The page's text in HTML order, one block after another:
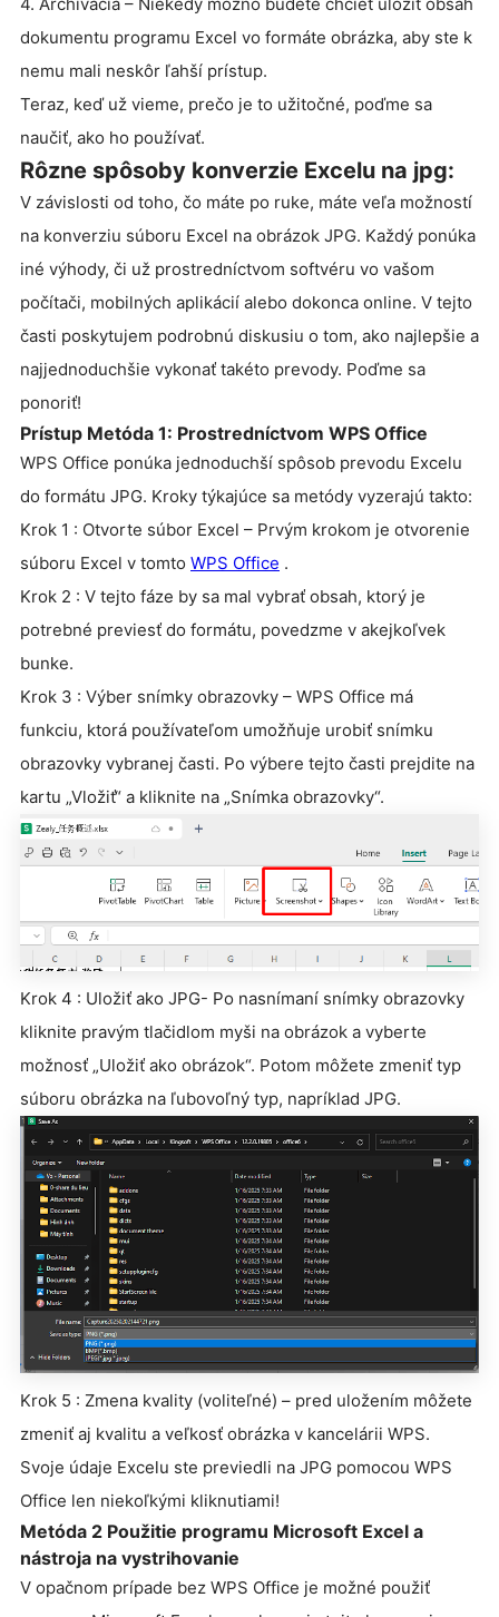
dokumentu programu Excel vo formáte obrázka, aby ste k
nemu mali neskôr ľahší prístup.
Teraz, keď už vieme, prečo je to užitočné, poďme sa
naučiť, ako ho používať.
Rôzne spôsoby konverzie Excelu na jpg:
V závislosti od toho, čo máte po ruke, máte veľa možností
na konverziu súboru Excel na obrázok JPG. Každý ponúka
iné výhody, či už prostredníctvom softvéru vo vašom
počítači, mobilných aplikácií alebo dokonca online. V tejto
časti poskytujem podrobnú diskusiu o tom, ako najlepšie a
najjednoduchšie vykonať takéto prevody. Poďme sa
ponoriť!
Prístup Metóda 1: Prostredníctvom WPS Office
WPS Office ponúka jednoduchší spôsob prevodu Excelu
do formátu JPG. Kroky týkajúce sa metódy vyzerajú takto:
Krok 1 : Otvorte súbor Excel – Prvým krokom je otvorenie
súboru Excel v tomto WPS Office .
Krok 2 : V tejto fáze by sa mal vybrať obsah, ktorý je
potrebné previesť do formátu, povedzme v akejkoľvek
bunke.
Krok 3 : Výber snímky obrazovky – WPS Office má
funkciu, ktorá používateľom umožňuje urobiť snímku
obrazovky vybranej časti. Po výbere tejto časti prejdite na
kartu „Vložiť“ a kliknite na „Snímka obrazovky“.
Krok 4 : Uložiť ako JPG- Po nasnímaní snímky obrazovky
kliknite pravým tlačidlom myši na obrázok a vyberte
možnosť „Uložiť ako obrázok“. Potom môžete zmeniť typ
súboru obrázka na ľubovoľný typ, napríklad JPG.
Krok 5 : Zmena kvality (voliteľné) – pred uložením môžete
zmeniť aj kvalitu a veľkosť obrázka v kancelárii WPS.
Svoje údaje Excelu ste previedli na JPG pomocou WPS
Office len niekoľkými kliknutiami!
Metóda 2 Použitie programu Microsoft Excel a
nástroja na vystrihovanie
V opačnom prípade bez WPS Office je možné použiť